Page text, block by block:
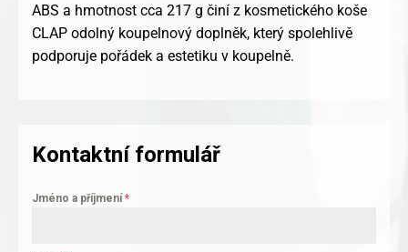
ABS a hmotnost cca 217 g činí z kosmetického koše
CLAP odolný koupelnový doplněk, který spolehlivě
podporuje pořádek a estetiku v koupelně.
Kontaktní formulář
Jméno a příjmení*